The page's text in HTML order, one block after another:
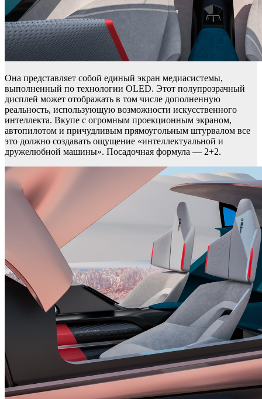
Она представляет собой единый экран медиасистемы,
выполненный по технологии OLED. Этот полупрозрачный
дисплей может отображать в том числе дополненную
реальность, использующую возможности искусственного
интеллекта. Вкупе с огромным проекционным экраном,
автопилотом и причудливым прямоугольным штурвалом все
это должно создавать ощущение «интеллектуальной и
дружелюбной машины». Посадочная формула — 2+2.